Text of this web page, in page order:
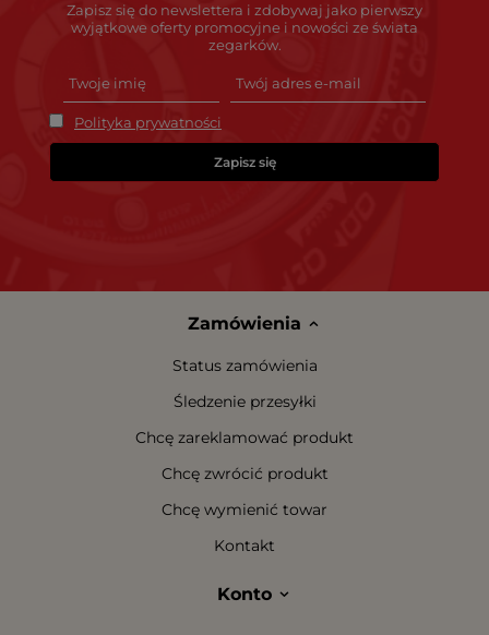
Zapisz się do newslettera i zdobywaj jako pierwszy
wyjątkowe oferty promocyjne i nowości ze świata
zegarków.
Polityka prywatności
Zapisz się
Zamówienia
Status zamówienia
Śledzenie przesyłki
Chcę zareklamować produkt
Chcę zwrócić produkt
Chcę wymienić towar
Kontakt
Konto